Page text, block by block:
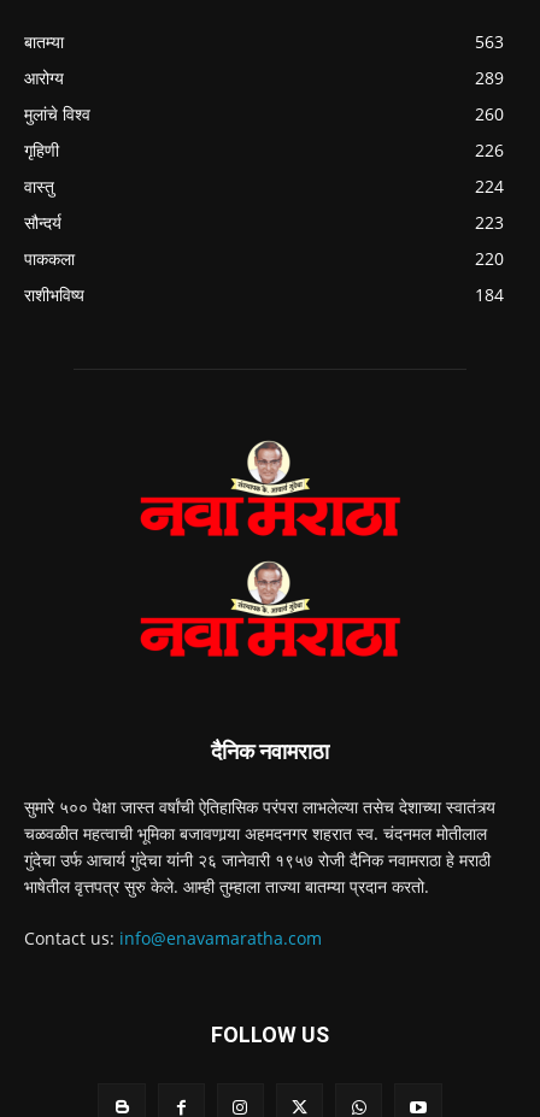
बातम्या
563
आरोग्य
289
मुलांचे विश्व
260
गृहिणी
226
वास्तु
224
सौन्दर्य
223
पाककला
220
राशीभविष्य
184
दैनिक नवामराठा
सुमारे ५०० पेक्षा जास्त वर्षांची ऐतिहासिक परंपरा लाभलेल्या तसेच देशाच्या स्वातंत्र्य
चळवळीत महत्वाची भूमिका बजावणार्‍या अहमदनगर शहरात स्व. चंदनमल मोतीलाल
गुंदेचा उर्फ आचार्य गुंदेचा यांनी २६ जानेवारी १९५७ रोजी दैनिक नवामराठा हे मराठी
भाषेतील वृत्तपत्र सुरु केले. आम्ही तुम्हाला ताज्या बातम्या प्रदान करतो.
Contact us: info@enavamaratha.com
FOLLOW US